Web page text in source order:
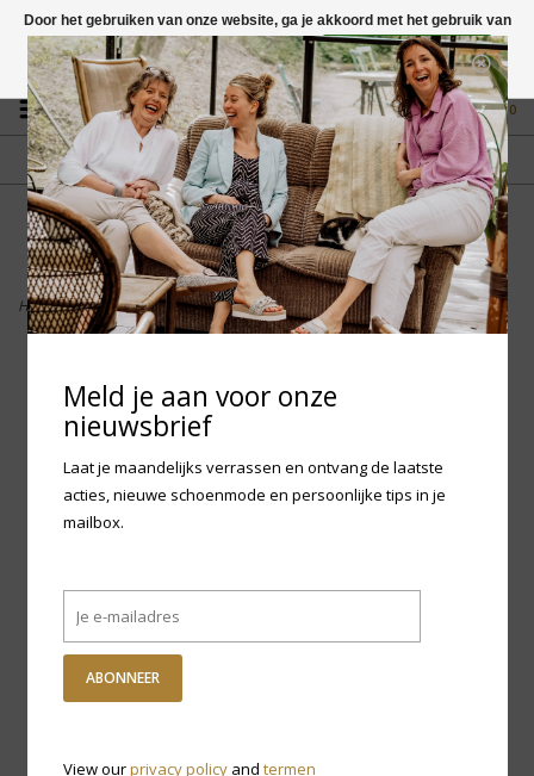
Vragen? App naar +31 58 250 1503
0
GRATIS VERZENDING NL
Vanaf € 75,-
FYSIEKE WINKEL
in Mantgum (frl)
fdad
Home>Birkenstock Boston Big Buckle Nubuk Leather - Thyme Narrow
Door het gebruiken van onze website, ga je akkoord met het gebruik van
cookies om onze website te verbeteren.
Dit bericht verbergen
Meer over cookies »
Meld je aan voor onze
nieuwsbrief
Laat je maandelijks verrassen en ontvang de laatste
acties, nieuwe schoenmode en persoonlijke tips in je
mailbox.
ABONNEER
View ourprivacy policyand termen